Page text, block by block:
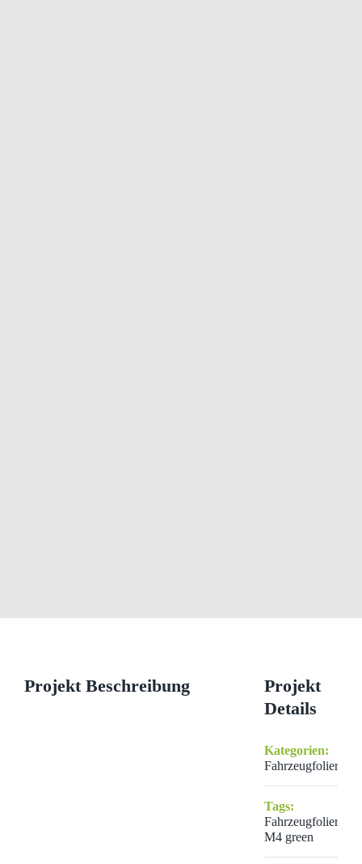
Projekt Beschreibung
Projekt
Details
Kategorien:
Fahrzeugfolierung
Tags:
Fahrzeugfolierung
M4 green